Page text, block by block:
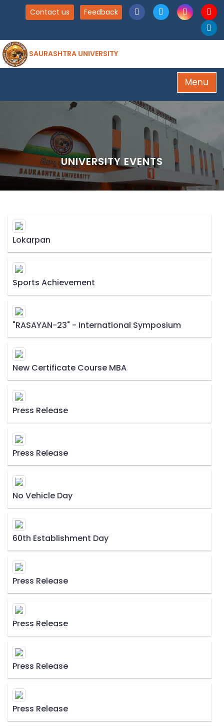
Contact us Feedback
SAURASHTRA UNIVERSITY
Menu
UNIVERSITY EVENTS
Lokarpan
Sports Achievement
"RASAYAN-23" - International Symposium
New Certificate Course MBA
Press Release
Press Release
No Vehicle Day
60th Establishment Day
Press Release
Press Release
Press Release
Press Release